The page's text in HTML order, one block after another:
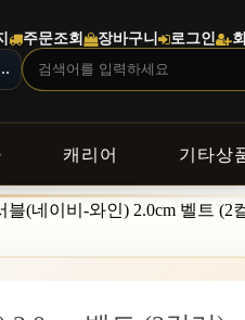
주문조회 장바구니 로그인
캐리어 기타상
(네이비-와인) 2.0cm 벨트 (2